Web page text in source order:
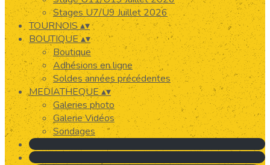
Stages U7/U9 Juillet 2026
TOURNOIS▴▾
BOUTIQUE▴▾
Boutique
Adhésions en ligne
Soldes années précédentes
MEDIATHEQUE▴▾
Galeries photo
Galerie Vidéos
Sondages